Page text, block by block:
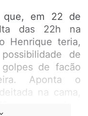
que, em 22 de
das 22h na
Henrique teria,
de
de facão
Aponta o
na cama,